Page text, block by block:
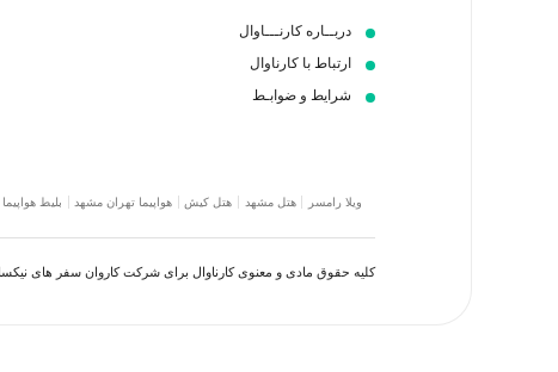
دربــاره کارنـــاوال
ارتباط با کارناوال
شرایط و ضوابـط
ویلا رامسر هتل مشهد هتل کیش هواپیما تهران مشهد بلیط
کلیه حقوق مادی و معنوی کارناوال برای شرکت کاروان سفر های